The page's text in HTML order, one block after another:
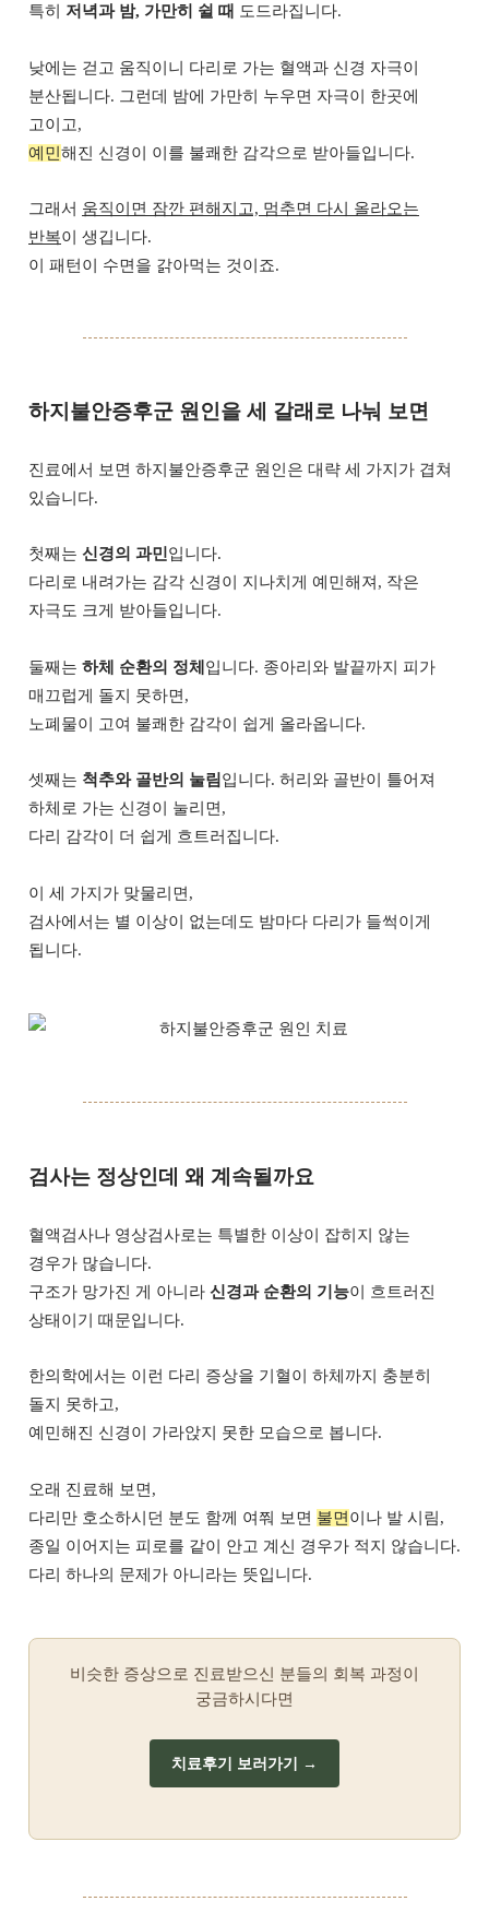
특히 저녁과 밤, 가만히 쉴 때 도드라집니다.
낮에는 걷고 움직이니 다리로 가는 혈액과 신경 자극이
분산됩니다. 그런데 밤에 가만히 누우면 자극이 한곳에
고이고,
예민 해진 신경이 이를 불쾌한 감각으로 받아들입니다.
그래서 움직이면 잠깐 편해지고, 멈추면 다시 올라오는
반복이 생깁니다.
이 패턴이 수면을 갉아먹는 것이죠.
하지불안증후군 원인을 세 갈래로 나눠 보면
진료에서 보면 하지불안증후군 원인은 대략 세 가지가 겹쳐
있습니다.
첫째는 신경의 과민입니다.
다리로 내려가는 감각 신경이 지나치게 예민해져, 작은
자극도 크게 받아들입니다.
둘째는 하체 순환의 정체 입니다. 종아리와 발끝까지 피가
매끄럽게 돌지 못하면,
노폐물이 고여 불쾌한 감각이 쉽게 올라옵니다.
셋째는 척추와 골반의 눌림 입니다. 허리와 골반이 틀어져
하체로 가는 신경이 눌리면,
다리 감각이 더 쉽게 흐트러집니다.
이 세 가지가 맞물리면,
검사에서는 별 이상이 없는데도 밤마다 다리가 들썩이게
됩니다.
검사는 정상인데 왜 계속될까요
혈액검사나 영상검사로는 특별한 이상이 잡히지 않는
경우가 많습니다.
구조가 망가진 게 아니라 신경과 순환의 기능이 흐트러진
상태이기 때문입니다.
한의학에서는 이런 다리 증상을 기혈이 하체까지 충분히
돌지 못하고,
예민해진 신경이 가라앉지 못한 모습으로 봅니다.
오래 진료해 보면,
다리만 호소하시던 분도 함께 여쭤 보면 불면 이나 발 시림,
종일 이어지는 피로를 같이 안고 계신 경우가 적지 않습니다.
다리 하나의 문제가 아니라는 뜻입니다.
비슷한 증상으로 진료받으신 분들의 회복 과정이
궁금하시다면
치료후기 보러가기 →